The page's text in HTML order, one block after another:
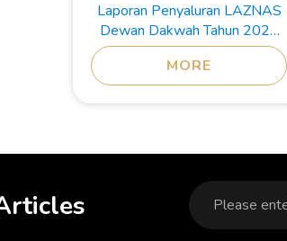
Laporan Penyaluran LAZNAS
Dewan Dakwah Tahun 2025
bertajuk "Dari Kita ke Penjuru
Nusantara" merupakan
dokumen akuntabilitas publik
yang menyajikan data capaian
Sedekah). Laporan ini mencatat
menjangkau 581.374
penerima manfaat yang
tersebar di 23 provinsi
MORE